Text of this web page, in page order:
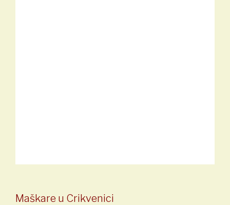
Maškare u Crikvenici